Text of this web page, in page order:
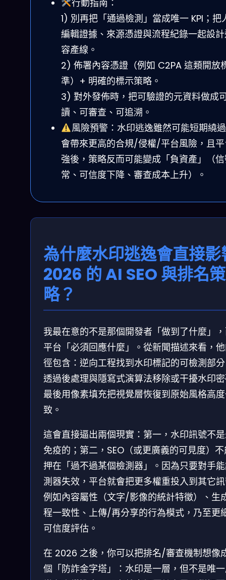
行動指南：
1) 別再把「通過檢測」當成唯一 KPI；把
編輯證據、來源憑證與流程紀錄一起設
容產線。
2) 佈署內容憑證（例如 C2PA 這類開放
準）+ 明確的標示策略。
3) 對外發佈時，把可驗證的元資料做成
讀、可審查、可追溯。
風險預警：水印逃逸雖然可能短期繞
會帶來更高的合規/侵權/平台風險，且
強後，策略反而可能變成「負資產」（
常、可信度下降、審查成本上升）。
為什麼水印逃逸會直接影
2026 的 AI SEO 與排名策
略？
我最在意的不是那個開發者「做到了什麼」
平台「必須回應什麼」。從新聞描述來看，
徑包含：逆向工程找到水印標記的可檢測部
透過後處理與隱寫式演算法移除或干擾水印
最後用像素填充把視覺層恢復到原始風格高
致。
這會直接逼出兩個現實：第一，水印訊號不
免疫的；第二，SEO（或更廣義的可見度）
押在「過不過某個檢測器」。因為只要對手
測器失效，平台就會把更多權重投入到其它
例如內容屬性（文字/影像的統計特徵）、生
程一致性、上傳/再分享的行為模式，乃至更
可信度評估。
在 2026 之後，你可以把排名/審查機制想像
個「防詐金字塔」：水印是一層，但不是唯